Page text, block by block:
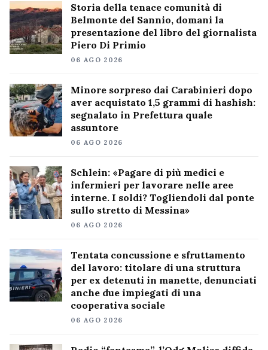
Storia della tenace comunità di
Belmonte del Sannio, domani la
presentazione del libro del giornalista
Piero Di Primio
06 AGO 2026
Minore sorpreso dai Carabinieri dopo
aver acquistato 1,5 grammi di hashish:
segnalato in Prefettura quale
assuntore
06 AGO 2026
Schlein: «Pagare di più medici e
infermieri per lavorare nelle aree
interne. I soldi? Togliendoli dal ponte
sullo stretto di Messina»
06 AGO 2026
Tentata concussione e sfruttamento
del lavoro: titolare di una struttura
per ex detenuti in manette, denunciati
anche due impiegati di una
cooperativa sociale
06 AGO 2026